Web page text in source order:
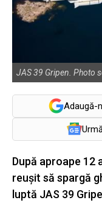
JAS 39 Gripen. Photo
Adaugă-
După aproape 12
reușit să spargă
luptă JAS 39